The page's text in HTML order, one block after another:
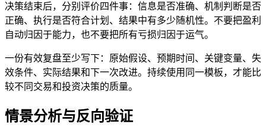
决策结束后，分别评价四件事：信息是否准确、机制判断是否
正确、执行是否符合计划、结果中有多少随机性。不要把盈利
自动归因于能力，也不要把所有亏损归因于运气。
一份有效复盘至少写下：原始假设、预期时间、关键变量、失
效条件、实际结果和下一次改进。持续使用同一模板，才能比
较不同交易和投资决策的质量。
情景分析与反向验证